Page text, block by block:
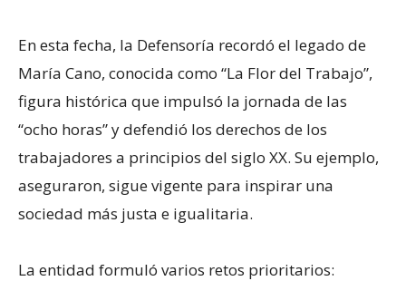
En esta fecha, la Defensoría recordó el legado de
María Cano, conocida como “La Flor del Trabajo”,
figura histórica que impulsó la jornada de las
“ocho horas” y defendió los derechos de los
trabajadores a principios del siglo XX. Su ejemplo,
aseguraron, sigue vigente para inspirar una
sociedad más justa e igualitaria.
La entidad formuló varios retos prioritarios: